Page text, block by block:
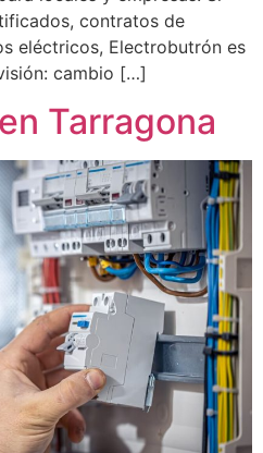
contratos de
eléctricos, Electrobutrón es
cambio […]
Tarragona